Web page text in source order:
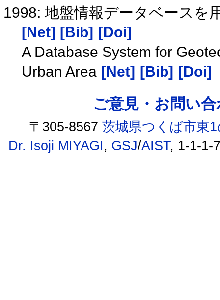
1998: 地盤情報データベースを
[Net] [Bib]
[Doi]
A Database System for
Urban Area [Net] [Bib] [Doi]
ご意見・お問い
〒305-8567茨城県つくば市東
Dr. Isoji MIYAGI, GSJ/AIST, 1-1-1-